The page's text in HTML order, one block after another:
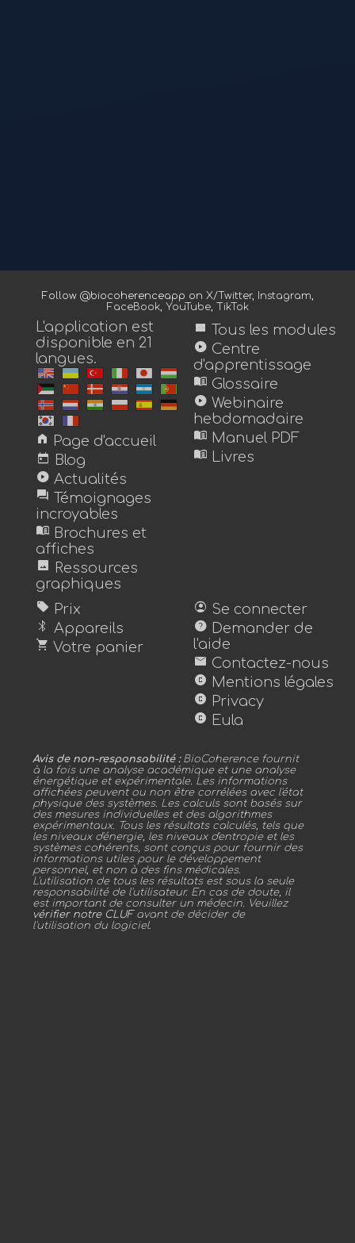
Follow @biocoherenceapp on X/Twitter, Instagram
FaceBook, YouTube, TikTok
L'application est
disponible en 21
langues.
home Page d'accueil
today Blog
play_circle Actualités
forum Témoignages
incroyables
menu_book Brochures et
affiches
image Ressources
graphiques
view_module Tous les modules
play_circle Centre
d'apprentissage
menu_book Glossaire
play_circle Webinaire
hebdomadaire
menu_book Manuel PDF
menu_book Livres
sell Prix
bluetooth Appareils
shopping_cart Votre panier
account_circle Se connecter
help Demander de
l'aide
mail Contactez-nous
copyright Mentions légales
copyright Privacy
copyright Eula
Avis de non-responsabilité :BioCoherence fournit
à la fois une analyse académique et une analyse
énergétique et expérimentale. Les informations
affichées peuvent ou non être corrélées avec l'état
physique des systèmes. Les calculs sont basés sur
des mesures individuelles et des algorithmes
expérimentaux. Tous les résultats calculés, tels que
les niveaux d'énergie, les niveaux d'entropie et les
systèmes cohérents, sont conçus pour fournir des
informations utiles pour le développement
personnel, et non à des fins médicales.
L'utilisation de tous les résultats est sous la seule
responsabilité de l'utilisateur. En cas de doute, il
est important de consulter un médecin. Veuillez
vérifier notre CLUFavant de décider de
l'utilisation du logiciel.